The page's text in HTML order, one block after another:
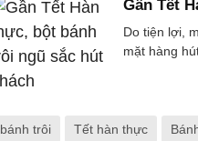
Gần Tết
Do tiện lợi,
mặt hàng
bánh trôi Tết hàn thực